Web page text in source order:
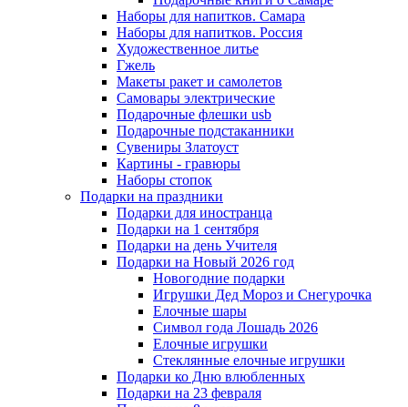
Наборы для напитков. Самара
Наборы для напитков. Россия
Художественное литье
Гжель
Макеты ракет и самолетов
Самовары электрические
Подарочные флешки usb
Подарочные подстаканники
Сувениры Златоуст
Картины - гравюры
Наборы стопок
Подарки на праздники
Подарки для иностранца
Подарки на 1 сентября
Подарки на день Учителя
Подарки на Новый 2026 год
Новогодние подарки
Игрушки Дед Мороз и Снегурочка
Елочные шары
Символ года Лошадь 2026
Елочные игрушки
Стеклянные елочные игрушки
Подарки ко Дню влюбленных
Подарки на 23 февраля